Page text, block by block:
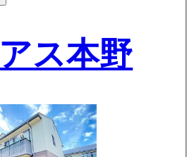
ス本野